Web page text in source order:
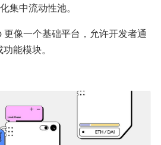
集中流动性池。
像一个基础平台，允许开发者通
能模块。